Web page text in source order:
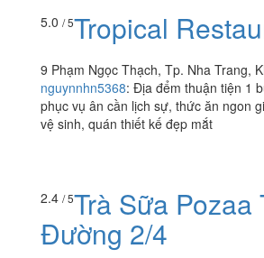
5.0/ 5Tropical
vệ sinh, quán thiết kế đẹp mắt